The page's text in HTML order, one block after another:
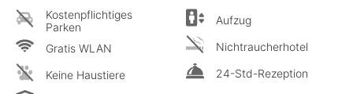
Kostenpflichtiges
Parken
Gratis WLAN
Keine Haustiere
Aufzug
Nichtraucherhotel
24-Std-Rezeption